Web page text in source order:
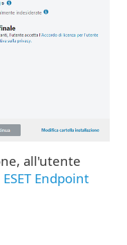
all'utente
Endpoint